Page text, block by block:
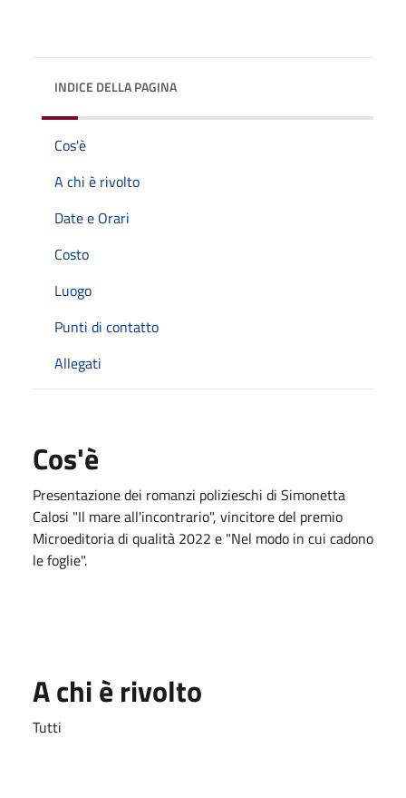
INDICE DELLA PAGINA
Cos'è
A chi è rivolto
Date e Orari
Costo
Luogo
Punti di contatto
Allegati
Cos'è
Presentazione dei romanzi polizieschi di Simonetta
Calosi "Il mare all'incontrario", vincitore del premio
Microeditoria di qualità 2022 e "Nel modo in cui cadono
le foglie".
A chi è rivolto
Tutti